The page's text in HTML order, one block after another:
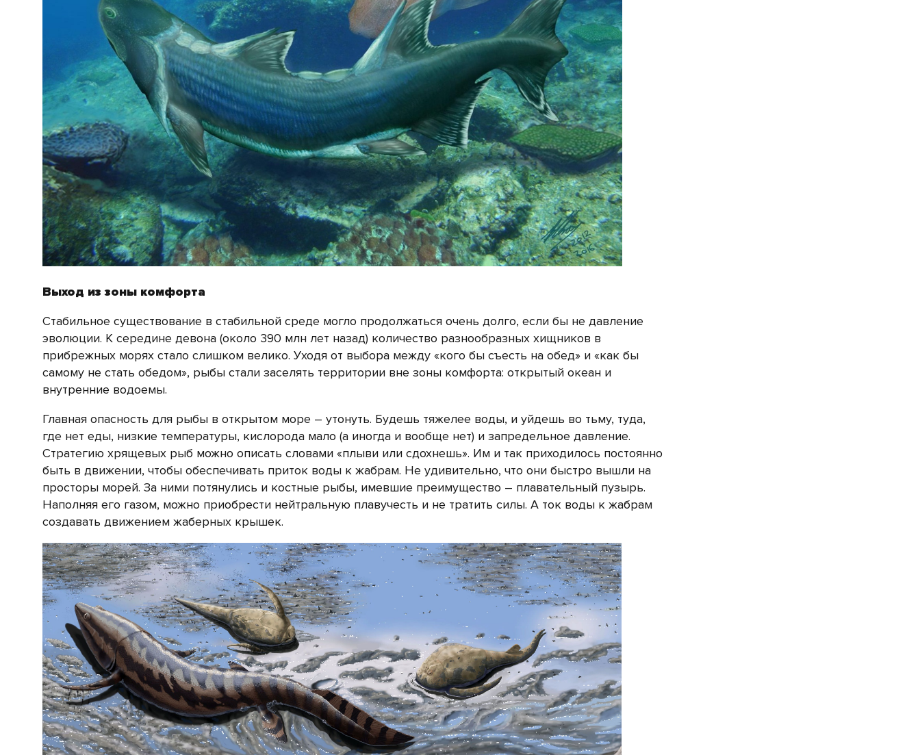
Выход из зоны комфорта
Стабильное существование в стабильной среде могло продолжаться очень долго, если бы не давление
эволюции. К середине девона (около 390 млн лет назад) количество разнообразных хищников в
прибрежных морях стало слишком велико. Уходя от выбора между «кого бы съесть на обед» и «как бы
самому не стать обедом», рыбы стали заселять территории вне зоны комфорта: открытый океан и
внутренние водоемы.
Главная опасность для рыбы в открытом море – утонуть. Будешь тяжелее воды, и уйдешь во тьму, туда,
где нет еды, низкие температуры, кислорода мало (а иногда и вообще нет) и запредельное давление.
Стратегию хрящевых рыб можно описать словами «плыви или сдохнешь». Им и так приходилось постоянно
быть в движении, чтобы обеспечивать приток воды к жабрам. Не удивительно, что они быстро вышли на
просторы морей. За ними потянулись и костные рыбы, имевшие преимущество – плавательный пузырь.
Наполняя его газом, можно приобрести нейтральную плавучесть и не тратить силы. А ток воды к жабрам
создавать движением жаберных крышек.